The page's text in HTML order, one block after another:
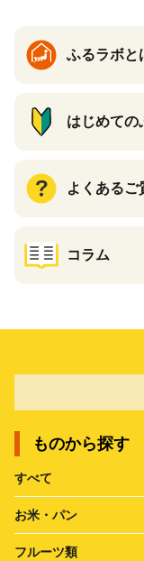
ふるラボと
はじめての
よくあるご
コラム
ものから探す
すべて
お米・パン
フルーツ類